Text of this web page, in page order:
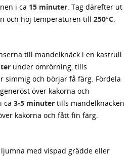
i ca 15 minuter. Tag därefter ut
och höj temperaturen till 250°C.
till mandelknäck i en kastrull.
under omrörning, tills
simmig och börjar få färg. Fördela
över kakorna och
ca 3-5 minuter tills mandelknäcken
kakorna och fått fin färg.
ljumna med vispad grädde eller